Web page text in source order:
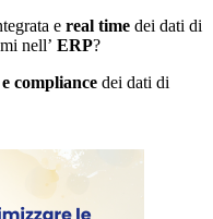
e real time dei dati di
nell’ ERP?
compliance dei dati di